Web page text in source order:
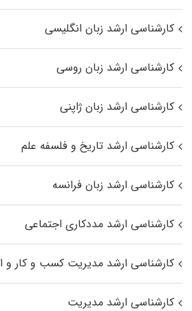
کارشناسی ارشد زبان انگلیسی
کارشناسی ارشد زبان روسی
کارشناسی ارشد زبان ژاپنی
کارشناسی ارشد تاریخ و فلسفه علم
کارشناسی ارشد زبان فرانسه
کارشناسی ارشد مددکاری اجتماعی
کارشناسی ارشد مدیریت کسب و کار و
کارشناسی ارشد مدیریت